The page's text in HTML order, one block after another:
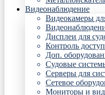
Видеонаблюдение
Видеокамеры
Дисплеи для
Контроль
Доп.
Судовые
Серверы для
Сетевое
Мониторы и